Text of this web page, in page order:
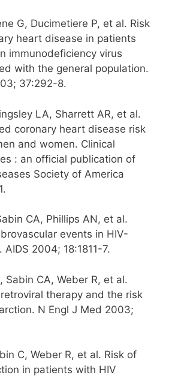
G, Ducimetiere P, et al. Risk
heart disease in patients
immunodeficiency virus
with the general population.
37:292-8.
LA, Sharrett AR, et al.
coronary heart disease risk
and women. Clinical
: an official publication of
Society of America
CA, Phillips AN, et al.
events in HIV-
2004; 18:1811-7.
Sabin CA, Weber R, et al.
therapy and the risk
N Engl J Med 2003;
C, Weber R, et al. Risk of
in patients with HIV